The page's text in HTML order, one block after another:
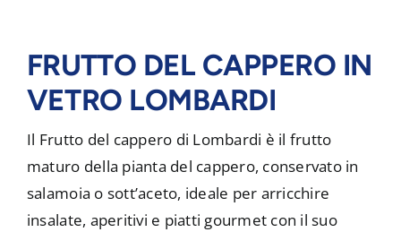
FRUTTO DEL CAPPERO IN
VETRO LOMBARDI
Il Frutto del cappero di Lombardi è il frutto
maturo della pianta del cappero, conservato in
salamoia o sott’aceto, ideale per arricchire
insalate, aperitivi e piatti gourmet con il suo